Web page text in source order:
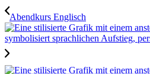
Abendkurs Englisch